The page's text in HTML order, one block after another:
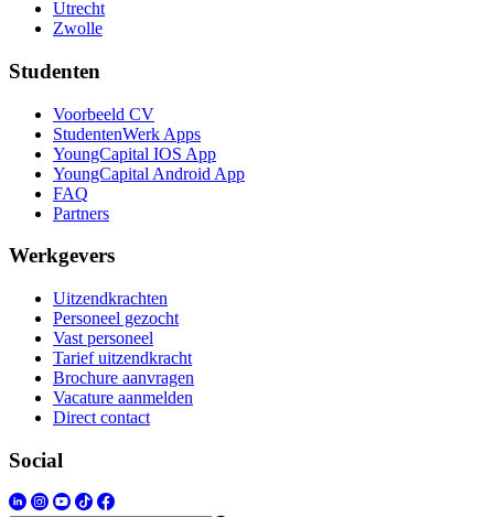
Utrecht
Zwolle
Studenten
Voorbeeld CV
StudentenWerk Apps
YoungCapital IOS App
YoungCapital Android App
FAQ
Partners
Werkgevers
Uitzendkrachten
Personeel gezocht
Vast personeel
Tarief uitzendkracht
Brochure aanvragen
Vacature aanmelden
Direct contact
Social